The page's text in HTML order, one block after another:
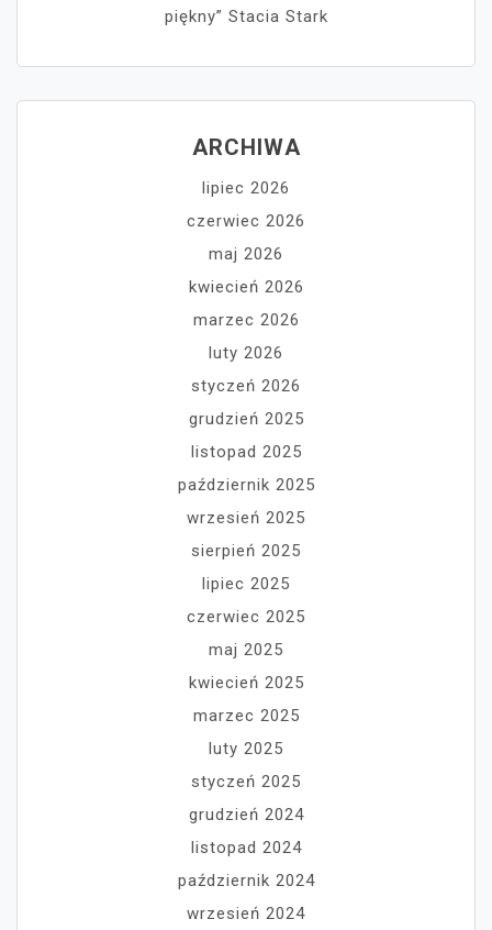
piękny” Stacia Stark
ARCHIWA
lipiec 2026
czerwiec 2026
maj 2026
kwiecień 2026
marzec 2026
luty 2026
styczeń 2026
grudzień 2025
listopad 2025
październik 2025
wrzesień 2025
sierpień 2025
lipiec 2025
czerwiec 2025
maj 2025
kwiecień 2025
marzec 2025
luty 2025
styczeń 2025
grudzień 2024
listopad 2024
październik 2024
wrzesień 2024